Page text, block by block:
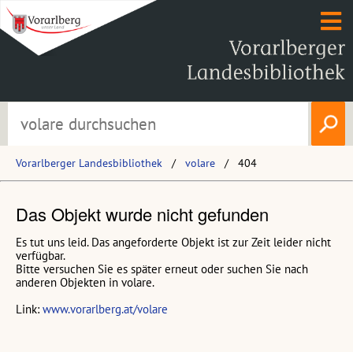
Vorarlberger Landesbibliothek volare 404
Das Objekt wurde nicht gefunden
Es tut uns leid. Das angeforderte Objekt ist zur Zeit leider nicht
verfügbar.
Bitte versuchen Sie es später erneut oder suchen Sie nach
anderen Objekten in volare.
Link: www.vorarlberg.at/volare